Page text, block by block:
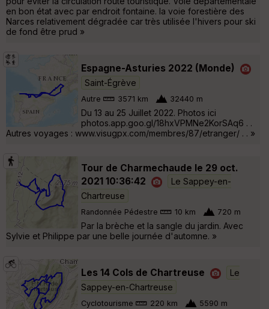
en bon état avec par endroit fontaine. la voie forestière des
Narces relativement dégradée car très utilisée l'hivers pour ski
de fond être prud »
Espagne-Asturies 2022 (Monde)
Saint-Égrève
Autre 3571 km 32440 m
Du 13 au 25 Juillet 2022. Photos ici
photos.app.goo.gl/18hxVPMNe2KorSAq6 . .
Autres voyages : www.visugpx.com/membres/87/etranger/ . . »
Tour de Charmechaude le 29 oct.
2021 10:36:42
Le Sappey-en-
Chartreuse
Randonnée Pédestre 10 km 720 m
Par la brèche et la sangle du jardin. Avec
Sylvie et Philippe par une belle journée d'automne. »
Les 14 Cols de Chartreuse
Le
Sappey-en-Chartreuse
Cyclotourisme 220 km 5590 m